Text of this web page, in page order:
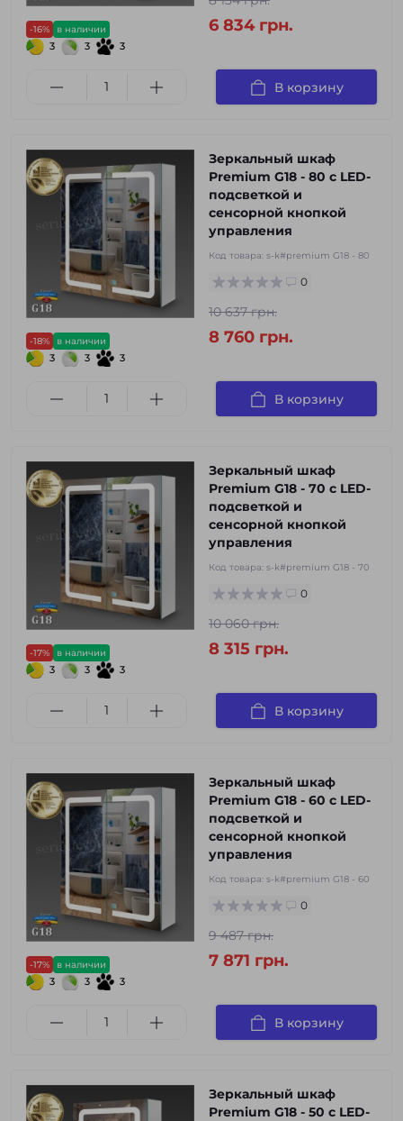
-16% в наличии
3 3 3
6 834 грн.
В корзину
-18% в наличии
3 3 3
Зеркальный шкаф
Premium G18 - 80 с LED-
подсветкой и
сенсорной кнопкой
управления
Код товара: s-k#premium G18 - 80
0
10 637 грн.
8 760 грн.
В корзину
-17% в наличии
3 3 3
Зеркальный шкаф
Premium G18 - 70 с LED-
подсветкой и
сенсорной кнопкой
управления
Код товара: s-k#premium G18 - 70
0
10 060 грн.
8 315 грн.
В корзину
-17% в наличии
3 3 3
Зеркальный шкаф
Premium G18 - 60 с LED-
подсветкой и
сенсорной кнопкой
управления
Код товара: s-k#premium G18 - 60
0
9 487 грн.
7 871 грн.
В корзину
Зеркальный шкаф
Premium G18 - 50 с LED-